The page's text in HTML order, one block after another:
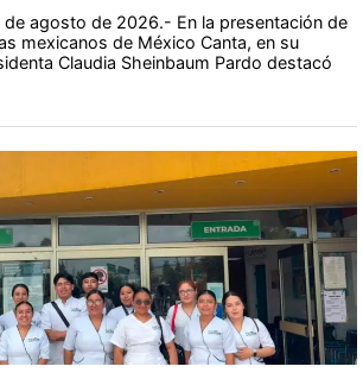
de agosto de 2026.- En la presentación de
mexicanos de México Canta, en su
Claudia Sheinbaum Pardo destacó